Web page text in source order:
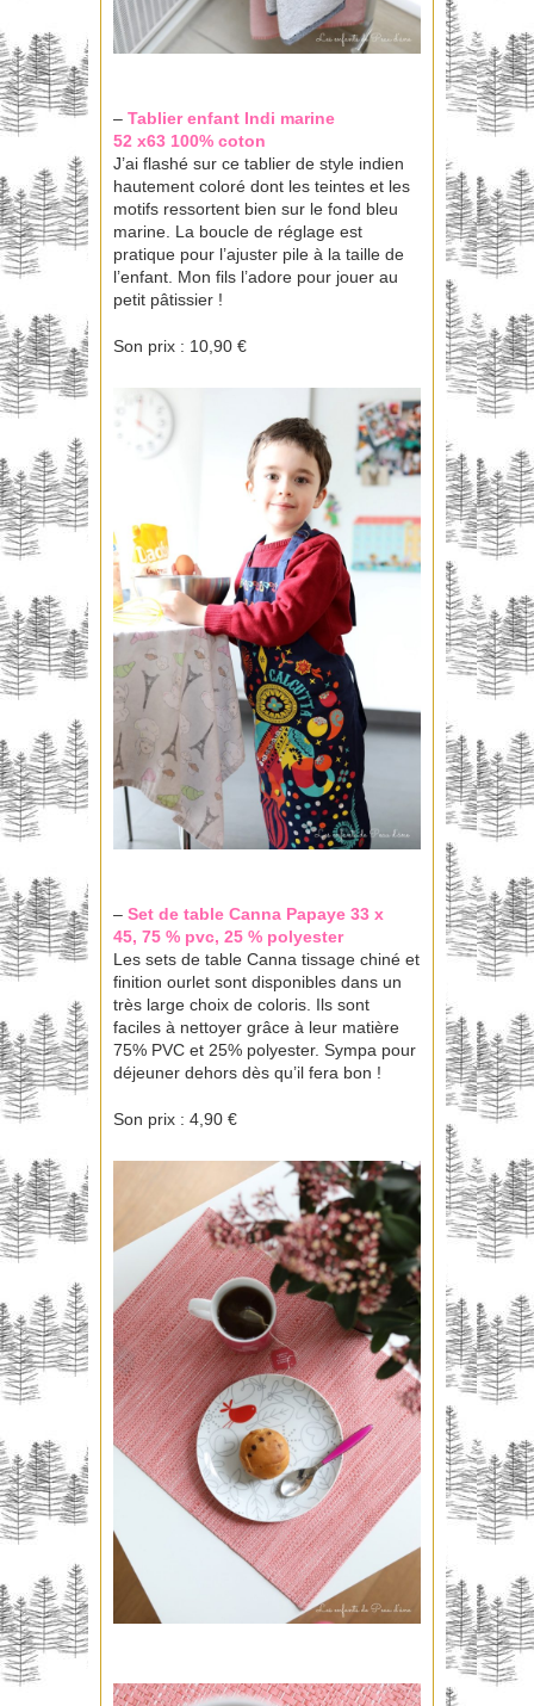
– Tablier enfant Indi marine
52 x63 100% coton
J’ai flashé sur ce tablier de style indien
hautement coloré dont les teintes et les
motifs ressortent bien sur le fond bleu
marine. La boucle de réglage est
pratique pour l’ajuster pile à la taille de
l’enfant. Mon fils l’adore pour jouer au
petit pâtissier !
Son prix : 10,90 €
– Set de table Canna Papaye 33 x
45, 75 % pvc, 25 % polyester
Les sets de table Canna tissage chiné et
finition ourlet sont disponibles dans un
très large choix de coloris. Ils sont
faciles à nettoyer grâce à leur matière
75% PVC et 25% polyester. Sympa pour
déjeuner dehors dès qu’il fera bon !
Son prix : 4,90 €